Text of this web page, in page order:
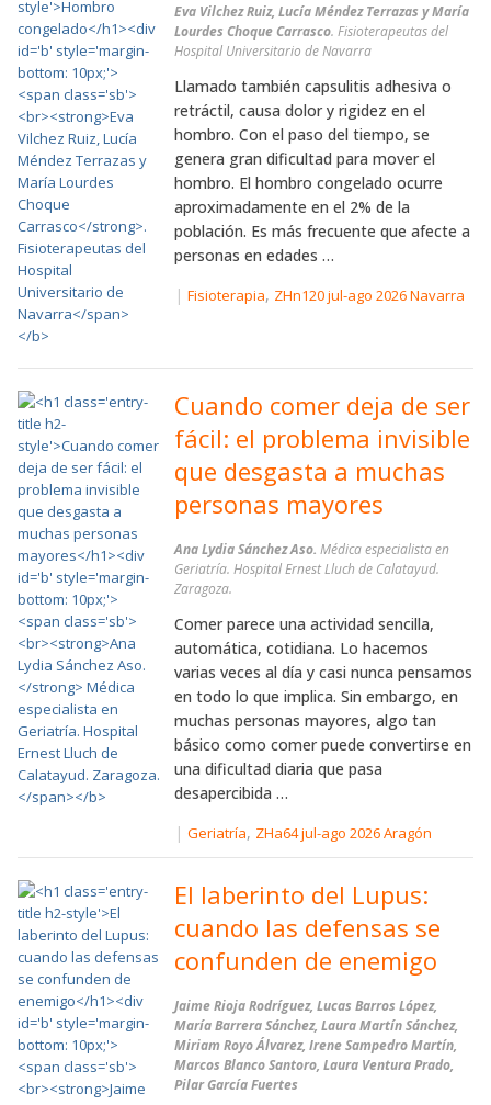
Eva Vilchez Ruiz, Lucía Méndez Terrazas y María
Lourdes Choque Carrasco. Fisioterapeutas del
Hospital Universitario de Navarra
Llamado también capsulitis adhesiva o
retráctil, causa dolor y rigidez en el
hombro. Con el paso del tiempo, se
genera gran dificultad para mover el
hombro. El hombro congelado ocurre
aproximadamente en el 2% de la
población. Es más frecuente que afecte a
personas en edades …
| Fisioterapia, ZHn120 jul-ago 2026 Navarra
Cuando comer deja de ser
fácil: el problema invisible
que desgasta a muchas
personas mayores
Ana Lydia Sánchez Aso. Médica especialista en
Geriatría. Hospital Ernest Lluch de Calatayud.
Zaragoza.
Comer parece una actividad sencilla,
automática, cotidiana. Lo hacemos
varias veces al día y casi nunca pensamos
en todo lo que implica. Sin embargo, en
muchas personas mayores, algo tan
básico como comer puede convertirse en
una dificultad diaria que pasa
desapercibida …
| Geriatría, ZHa64 jul-ago 2026 Aragón
El laberinto del Lupus:
cuando las defensas se
confunden de enemigo
Jaime Rioja Rodríguez, Lucas Barros López,
María Barrera Sánchez, Laura Martín Sánchez,
Miriam Royo Álvarez, Irene Sampedro Martín,
Marcos Blanco Santoro, Laura Ventura Prado,
Pilar García Fuertes